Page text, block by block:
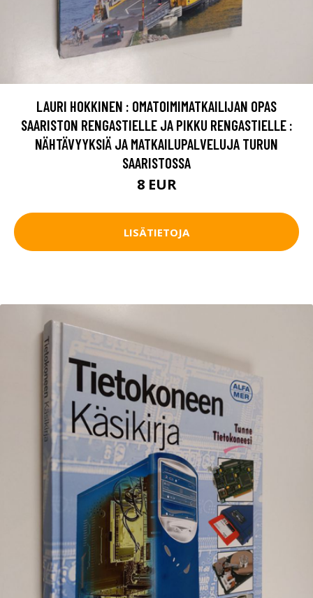
LAURI HOKKINEN : OMATOIMIMATKAILIJAN OPAS
SAARISTON RENGASTIELLE JA PIKKU RENGASTIELLE :
NÄHTÄVYYKSIÄ JA MATKAILUPALVELUJA TURUN
SAARISTOSSA
8 EUR
LISÄTIETOJA